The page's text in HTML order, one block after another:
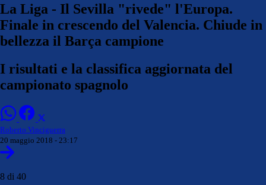
La Liga - Il Sevilla "rivede" l'Europa.
Finale in crescendo del Valencia. Chiude in
bellezza il Barça campione
I risultati e la classifica aggiornata del
campionato spagnolo
Roberto Vinciguerra
20 maggio 2018 - 23:17
8 di 40